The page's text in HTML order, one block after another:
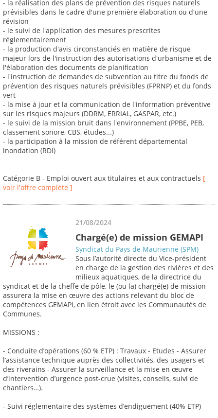
- la réalisation des plans de prévention des risques naturels
prévisibles dans le cadre d'une première élaboration ou d'une
révision
- le suivi de l'application des mesures prescrites
réglementairement
- la production d'avis circonstanciés en matière de risque
majeur lors de l'instruction des autorisations d'urbanisme et de
l'élaboration des documents de planification
- l'instruction de demandes de subvention au titre du fonds de
prévention des risques naturels prévisibles (FPRNP) et du fonds
vert
- la mise à jour et la communication de l'information préventive
sur les risques majeurs (DDRM, ERRIAL, GASPAR, etc.)
- le suivi de la mission bruit dans l'environnement (PPBE, PEB,
classement sonore, CBS, études...)
- la participation à la mission de référent départemental
inondation (RDI)
Catégorie B - Emploi ouvert aux titulaires et aux contractuels [
voir l'offre complète ]
21/08/2024
Chargé(e) de mission GEMAPI
Syndicat du Pays de Maurienne (SPM)
Sous l’autorité directe du Vice-président
en charge de la gestion des rivières et des
milieux aquatiques, de la directrice du
syndicat et de la cheffe de pôle, le (ou la) chargé(e) de mission
assurera la mise en œuvre des actions relevant du bloc de
compétences GEMAPI, en lien étroit avec les Communautés de
Communes.
MISSIONS :
- Conduite d’opérations (60 % ETP) : Travaux - Etudes - Assurer
l’assistance technique auprès des collectivités, des usagers et
des riverains - Assurer la surveillance et la mise en œuvre
d’intervention d’urgence post-crue (visites, conseils, suivi de
chantiers…).
- Suivi réglementaire des systèmes d’endiguement (40% ETP)